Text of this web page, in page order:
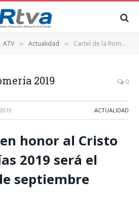
ATV » Actualidad » Cartel de la Romería 2019
2019 0
ACTUALIDAD
honor al Cristo
2019 será el
septiembre